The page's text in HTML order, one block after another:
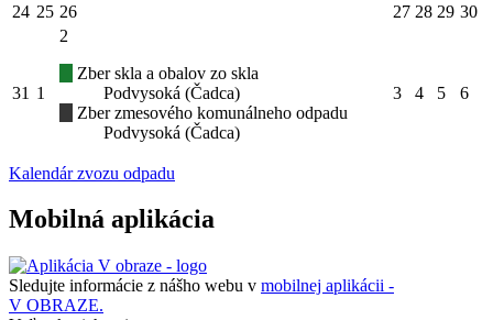
24 25 26 27 28 29 30
31 1
2
Zber skla a obalov zo skla
Podvysoká (Čadca)
Zber zmesového komunálneho odpadu
Podvysoká (Čadca)
3 4 5 6
Kalendár zvozu odpadu
Mobilná aplikácia
Sledujte informácie z nášho webu v mobilnej aplikácii -
V OBRAZE.